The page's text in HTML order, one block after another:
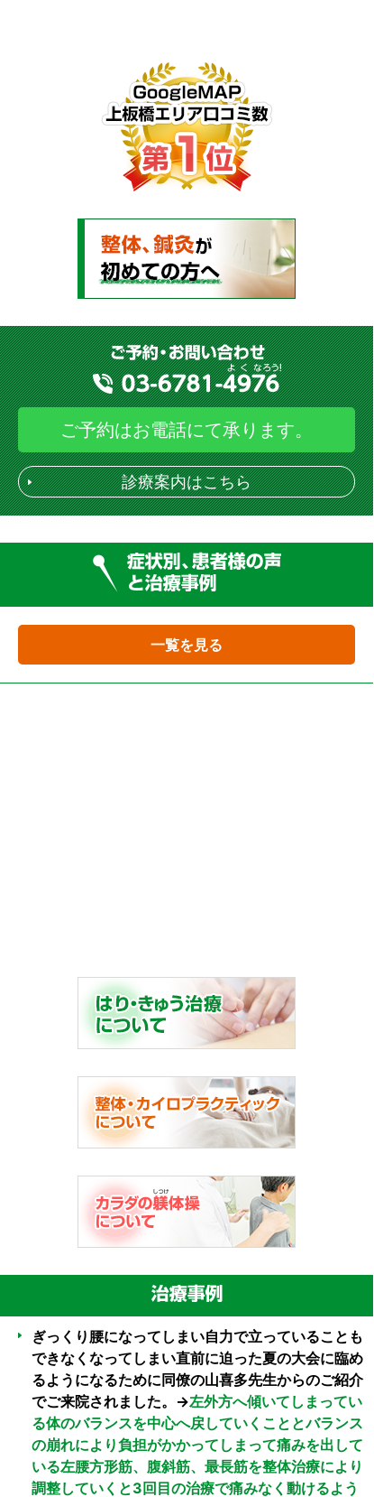
ご予約はお電話にて承ります。
診療案内はこちら
一覧を見る
ぎっくり腰になってしまい自力で立っていることも
できなくなってしまい直前に迫った夏の大会に臨め
るようになるために同僚の山喜多先生からのご紹介
でご来院されました。→左外方へ傾いてしまってい
る体のバランスを中心へ戻していくこととバランス
の崩れにより負担がかかってしまって痛みを出して
いる左腰方形筋、腹斜筋、最長筋を整体治療により
調整していくと3回目の治療で痛みなく動けるよう